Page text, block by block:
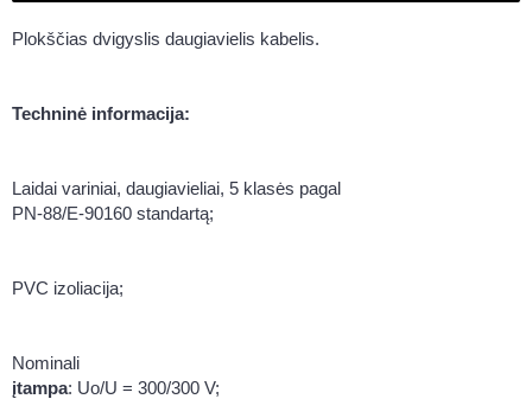
Plokščias dvigyslis daugiavielis kabelis.
Techninė informacija:
Laidai variniai, daugiavieliai, 5 klasės pagal
PN-88/E-90160 standartą;
PVC izoliacija;
Nominali
įtampa: Uo/U = 300/300 V;